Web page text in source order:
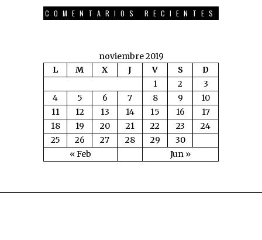
COMENTARIOS RECIENTES
noviembre 2019
L
M X J V S D
« Feb Jun »
1 2
3
4
5 6 7 8 9
10
11
12 13 14 15 16
17
18
19 20 21 22 23
24
25
26 27 28 29 30